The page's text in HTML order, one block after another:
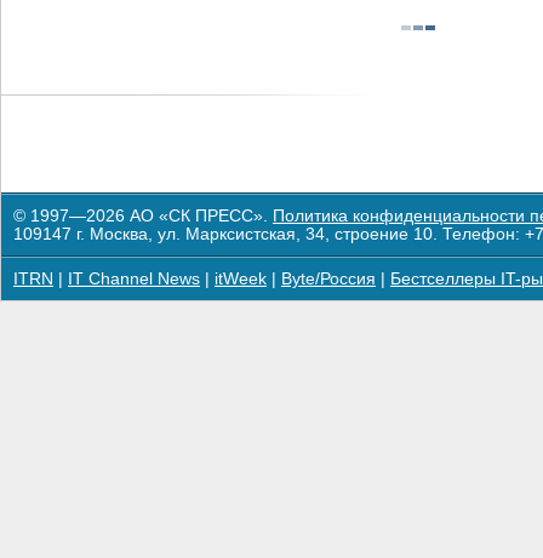
© 1997—2026 АО «СК ПРЕСС». Политика конфиденциальности
109147 г. Москва, ул. Марксистская, 34, строение 10. Телефон:
ITRN IT Channel News itWeek Byte/Россия Бестселлеры IT-